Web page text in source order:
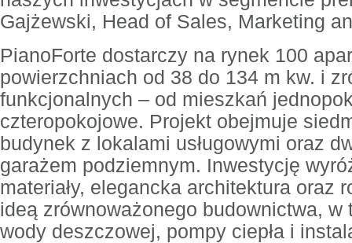
Gajżewski, Head of Sales, Marketing
PianoForte dostarczy na rynek 100
powierzchniach od 38 do 134 m kw. i
funkcjonalnych – od mieszkań
czteropokojowe. Projekt obejmuje
budynek z lokalami usługowymi oraz
garażem podziemnym. Inwestycję
materiały, elegancka architektura oraz
ideą zrównoważonego budownictwa,
wody deszczowej, pompy ciepła i